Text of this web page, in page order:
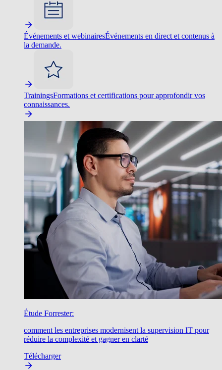
Événements et webinairesÉvénements en direct et contenus à
la demande.
TrainingsFormations et certifications pour approfondir vos
connaissances.
Étude Forrester:
comment les entreprises modernisent la supervision IT pour
réduire la complexité et gagner en clarté
Télécharger